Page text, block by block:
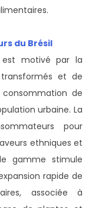
du Brésil
est motivé par la
et de
de
urbaine. La
pour
ethniques et
gamme stimule
rapide de
associée à